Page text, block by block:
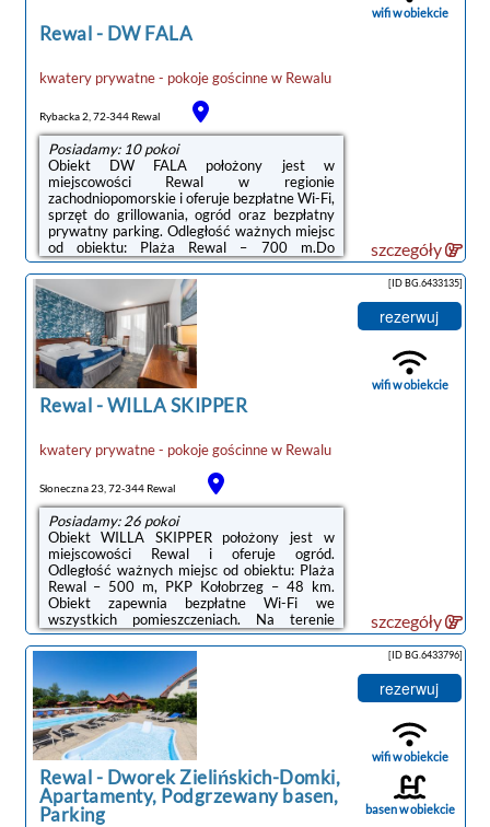
mikrofalówkę, ...
Rewal- DW FALA
kwatery prywatne - pokoje gościnnew Rewalu
Rybacka 2, 72-344 Rewal
Posiadamy: 10 pokoi
Obiekt DW FALA położony jest w
miejscowości Rewal w regionie
zachodniopomorskie i oferuje bezpłatne Wi-Fi,
sprzęt do grillowania, ogród oraz bezpłatny
prywatny parking. Odległość ważnych miejsc
od obiektu: Plaża Rewal – 700 m.Do
dyspozycji Gości jest w pełni wyposażona
prywatna łazienka z prysznicem i bezpłatnym
zestawem kosmetyków.Odległość ważnych
miejsc od obiektu: PKP Kołobrzeg – 48 km,
Molo w Kołobrzegu – 49 km.Doba hotelowa
od godziny 14:00 do 10:00.W obiekcie
obowiązuje zakaz organizowania wieczorów
panieńskich, kawalerskich itp.W przypadku
pobytu w obiekcie ...
wifi w obiekcie
szczegóły
Rewal-WILLA SKIPPER
kwatery prywatne - pokoje gościnnew Rewalu
Słoneczna 23, 72-344 Rewal
Posiadamy: 26 pokoi
Obiekt WILLA SKIPPER położony jest w
miejscowości Rewal i oferuje ogród.
Odległość ważnych miejsc od obiektu: Plaża
Rewal – 500 m, PKP Kołobrzeg – 48 km.
Obiekt zapewnia bezpłatne Wi-Fi we
wszystkich pomieszczeniach. Na terenie
obiektu dostępny jest też prywatny
parking.Do dyspozycji Gości jest w pełni
wyposażona prywatna łazienka z prysznicem
i suszarką do włosów.Odległość ważnych
miejsc od obiektu: Molo w Kołobrzegu – 49
km, Latarnia morska w Kołobrzegu – 49
km.Doba hotelowa od godziny 15:00 do
10:00.W obiekcie obowiązuje zakaz
organizowania wieczorów panieńskich, ...
[ID BG.6433135]
rezerwuj
wifi w obiekcie
szczegóły
Rewal- Dworek Zielińskich-Domki,
Apartamenty, Podgrzewany basen,
Parking
[ID BG.6433796]
rezerwuj
wifi w obiekcie
basen w obiekcie